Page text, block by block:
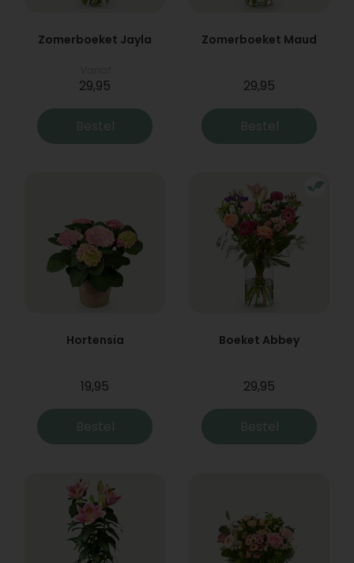
Zomerboeket Jayla
29,95
Bestel
Zomerboeket Maud
29,95
Bestel
Hortensia
19,95
Bestel
Boeket Abbey
29,95
Bestel